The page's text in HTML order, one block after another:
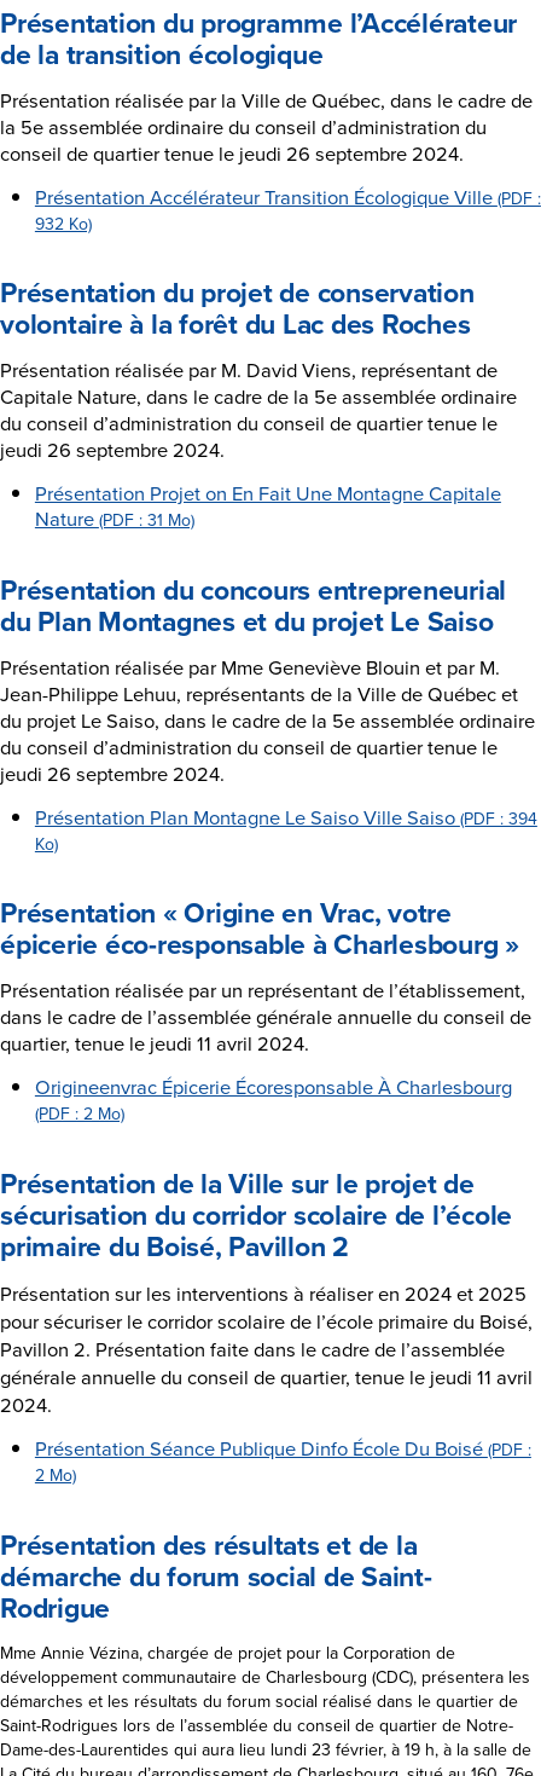
Présentation du programme l’Accélérateur
de la transition écologique
Présentation réalisée par la Ville de Québec, dans le cadre de
la 5e assemblée ordinaire du conseil d’administration du
conseil de quartier tenue le jeudi 26 septembre 2024.
Présentation Accélérateur Transition Écologique Ville (PDF :
932 Ko)
Présentation du projet de conservation
volontaire à la forêt du Lac des Roches
Présentation réalisée par M. David Viens, représentant de
Capitale Nature, dans le cadre de la 5e assemblée ordinaire
du conseil d’administration du conseil de quartier tenue le
jeudi 26 septembre 2024.
Présentation Projet on En Fait Une Montagne Capitale
Nature (PDF : 31 Mo)
Présentation du concours entrepreneurial
du Plan Montagnes et du projet Le Saiso
Présentation réalisée par Mme Geneviève Blouin et par M.
Jean-Philippe Lehuu, représentants de la Ville de Québec et
du projet Le Saiso, dans le cadre de la 5e assemblée ordinaire
du conseil d’administration du conseil de quartier tenue le
jeudi 26 septembre 2024.
Présentation Plan Montagne Le Saiso Ville Saiso (PDF : 394
Ko)
Présentation « Origine en Vrac, votre
épicerie éco-responsable à Charlesbourg »
Présentation réalisée par un représentant de l’établissement,
dans le cadre de l’assemblée générale annuelle du conseil de
quartier, tenue le jeudi 11 avril 2024.
Origineenvrac Épicerie Écoresponsable À Charlesbourg
(PDF : 2 Mo)
Présentation de la Ville sur le projet de
sécurisation du corridor scolaire de l’école
primaire du Boisé, Pavillon 2
Présentation sur les interventions à réaliser en 2024 et 2025
pour sécuriser le corridor scolaire de l’école primaire du Boisé,
Pavillon 2. Présentation faite dans le cadre de l’assemblée
générale annuelle du conseil de quartier, tenue le jeudi 11 avril
2024.
Présentation Séance Publique Dinfo École Du Boisé (PDF :
2 Mo)
Présentation des résultats et de la
démarche du forum social de Saint-
Rodrigue
Mme Annie Vézina, chargée de projet pour la Corporation de
développement communautaire de Charlesbourg (CDC), présentera les
démarches et les résultats du forum social réalisé dans le quartier de
Saint-Rodrigues lors de l’assemblée du conseil de quartier de Notre-
Dame-des-Laurentides qui aura lieu lundi 23 février, à 19 h, à la salle de